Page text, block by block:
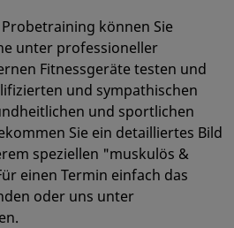
können Sie
unter professioneller
Fitnessgeräte testen und
und sympathischen
und sportlichen
Sie ein detailliertes Bild
speziellen "muskulös &
einen Termin einfach das
oder uns unter